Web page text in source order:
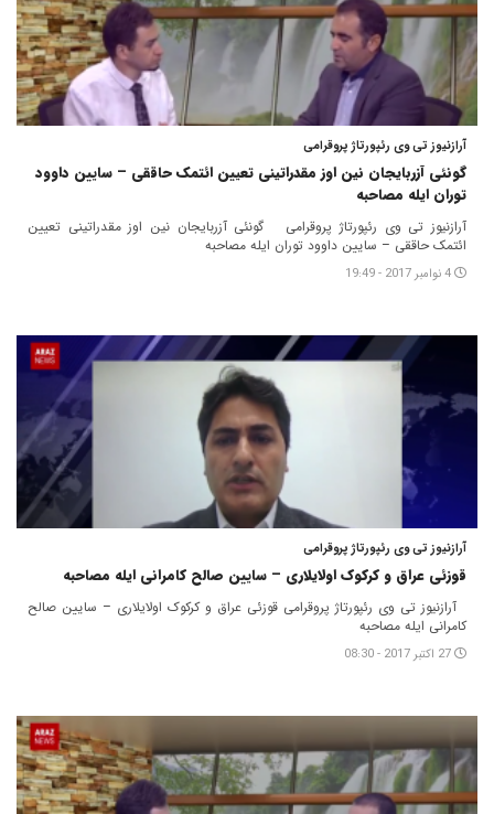
آرازنیوز تی وی رئپورتاژ پروقرامی
گونئی آزربایجان نین اوز مقدراتینی تعیین ائتمک حاققی – سایین داوود
توران ایله مصاحبه
آرازنیوز تی وی رئپورتاژ پروقرامی گونئی آزربایجان نین اوز مقدراتینی تعیین
ائتمک حاققی – سایین داوود توران ایله مصاحبه
4 نوامبر 2017 - 19:49
آرازنیوز تی وی رئپورتاژ پروقرامی
قوزئی عراق و کرکوک اولایلاری – سایین صالح کامرانی ایله مصاحبه
آرازنیوز تی وی رئپورتاژ پروقرامی قوزئی عراق و کرکوک اولایلاری – سایین صالح
کامرانی ایله مصاحبه
27 اکتبر 2017 - 08:30